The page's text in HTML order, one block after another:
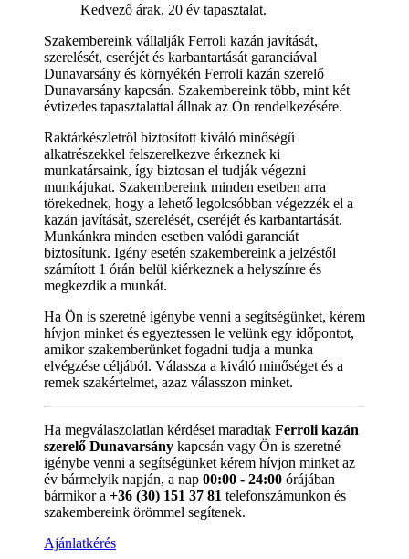
Kedvező árak, 20 év tapasztalat.
Szakembereink vállalják Ferroli kazán javítását,
szerelését, cseréjét és karbantartását garanciával
Dunavarsány és környékén Ferroli kazán szerelő
Dunavarsány kapcsán. Szakembereink több, mint két
évtizedes tapasztalattal állnak az Ön rendelkezésére.
Raktárkészletről biztosított kiváló minőségű
alkatrészekkel felszerelkezve érkeznek ki
munkatársaink, így biztosan el tudják végezni
munkájukat. Szakembereink minden esetben arra
törekednek, hogy a lehető legolcsóbban végezzék el a
kazán javítását, szerelését, cseréjét és karbantartását.
Munkánkra minden esetben valódi garanciát
biztosítunk. Igény esetén szakembereink a jelzéstől
számított 1 órán belül kiérkeznek a helyszínre és
megkezdik a munkát.
Ha Ön is szeretné igénybe venni a segítségünket, kérem
hívjon minket és egyeztessen le velünk egy időpontot,
amikor szakemberünket fogadni tudja a munka
elvégzése céljából. Válassza a kiváló minőséget és a
remek szakértelmet, azaz válasszon minket.
Ha megválaszolatlan kérdései maradtak Ferroli kazán
szerelő Dunavarsány kapcsán vagy Ön is szeretné
igénybe venni a segítségünket kérem hívjon minket az
év bármelyik napján, a nap 00:00 - 24:00 órájában
bármikor a +36 (30) 151 37 81 telefonszámunkon és
szakembereink örömmel segítenek.
Ajánlatkérés